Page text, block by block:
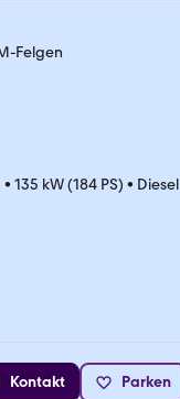
Felgen
• 135 kW (184 PS) • Diesel
Kontakt Parken